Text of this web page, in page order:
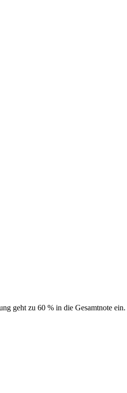
geht zu 60 % in die Gesamtnote ein.